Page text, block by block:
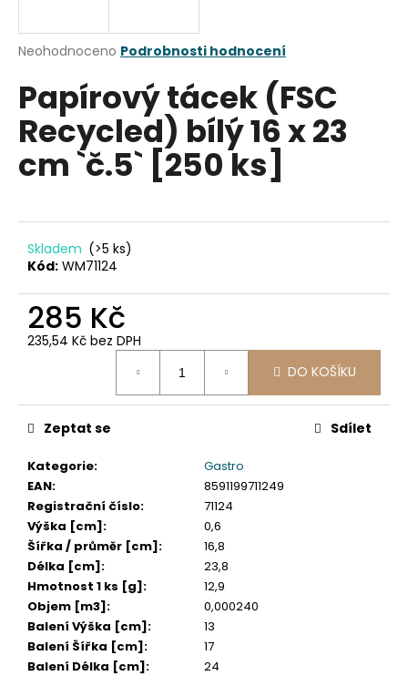
Průměrné
produktu
je
0,0
5
hvězdiček.
Neohodnoceno Podrobnosti hodnocení
Papírový tácek (FSC
Recycled) bílý 16 x 23
cm `č.5` [250 ks]
Skladem (>5 ks)
Kód: WM71124
285 Kč
235,54 Kč bez DPH
DO KOŠÍKU
Kategorie:
Gastro
EAN:
8591199711249
Registrační číslo:
71124
Výška [cm]:
0,6
Šířka / průměr [cm]:
16,8
Délka [cm]:
23,8
Hmotnost 1 ks [g]:
12,9
Objem [m3]:
0,000240
Balení Výška [cm]:
13
Balení Šířka [cm]:
17
Balení Délka [cm]:
24
Zeptat se Sdílet
j
t
?
D
o
p
o
č
u
e
m
e
TABULE
BÍLÁ
MAGNETICKÁ
25
35
CM